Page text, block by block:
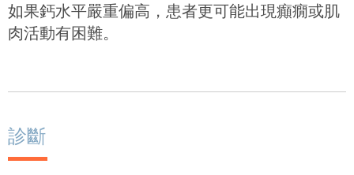
如果鈣水平嚴重偏高，患者更可能出現癲癇或肌
肉活動有困難。
診斷